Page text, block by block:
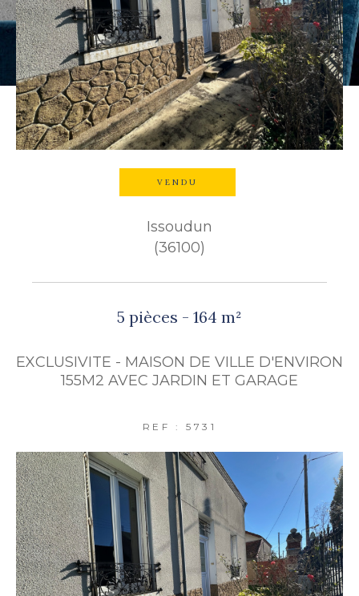
VENDU
Issoudun
(36100)
5 pièces - 164 m²
EXCLUSIVITE - MAISON DE VILLE D'ENVIRON
155M2 AVEC JARDIN ET GARAGE
REF : 5731
Budget
Budget
Surface
Surface
Pièces
FILTRER PAR
NOUVEAUTÉS
RECHERCHER